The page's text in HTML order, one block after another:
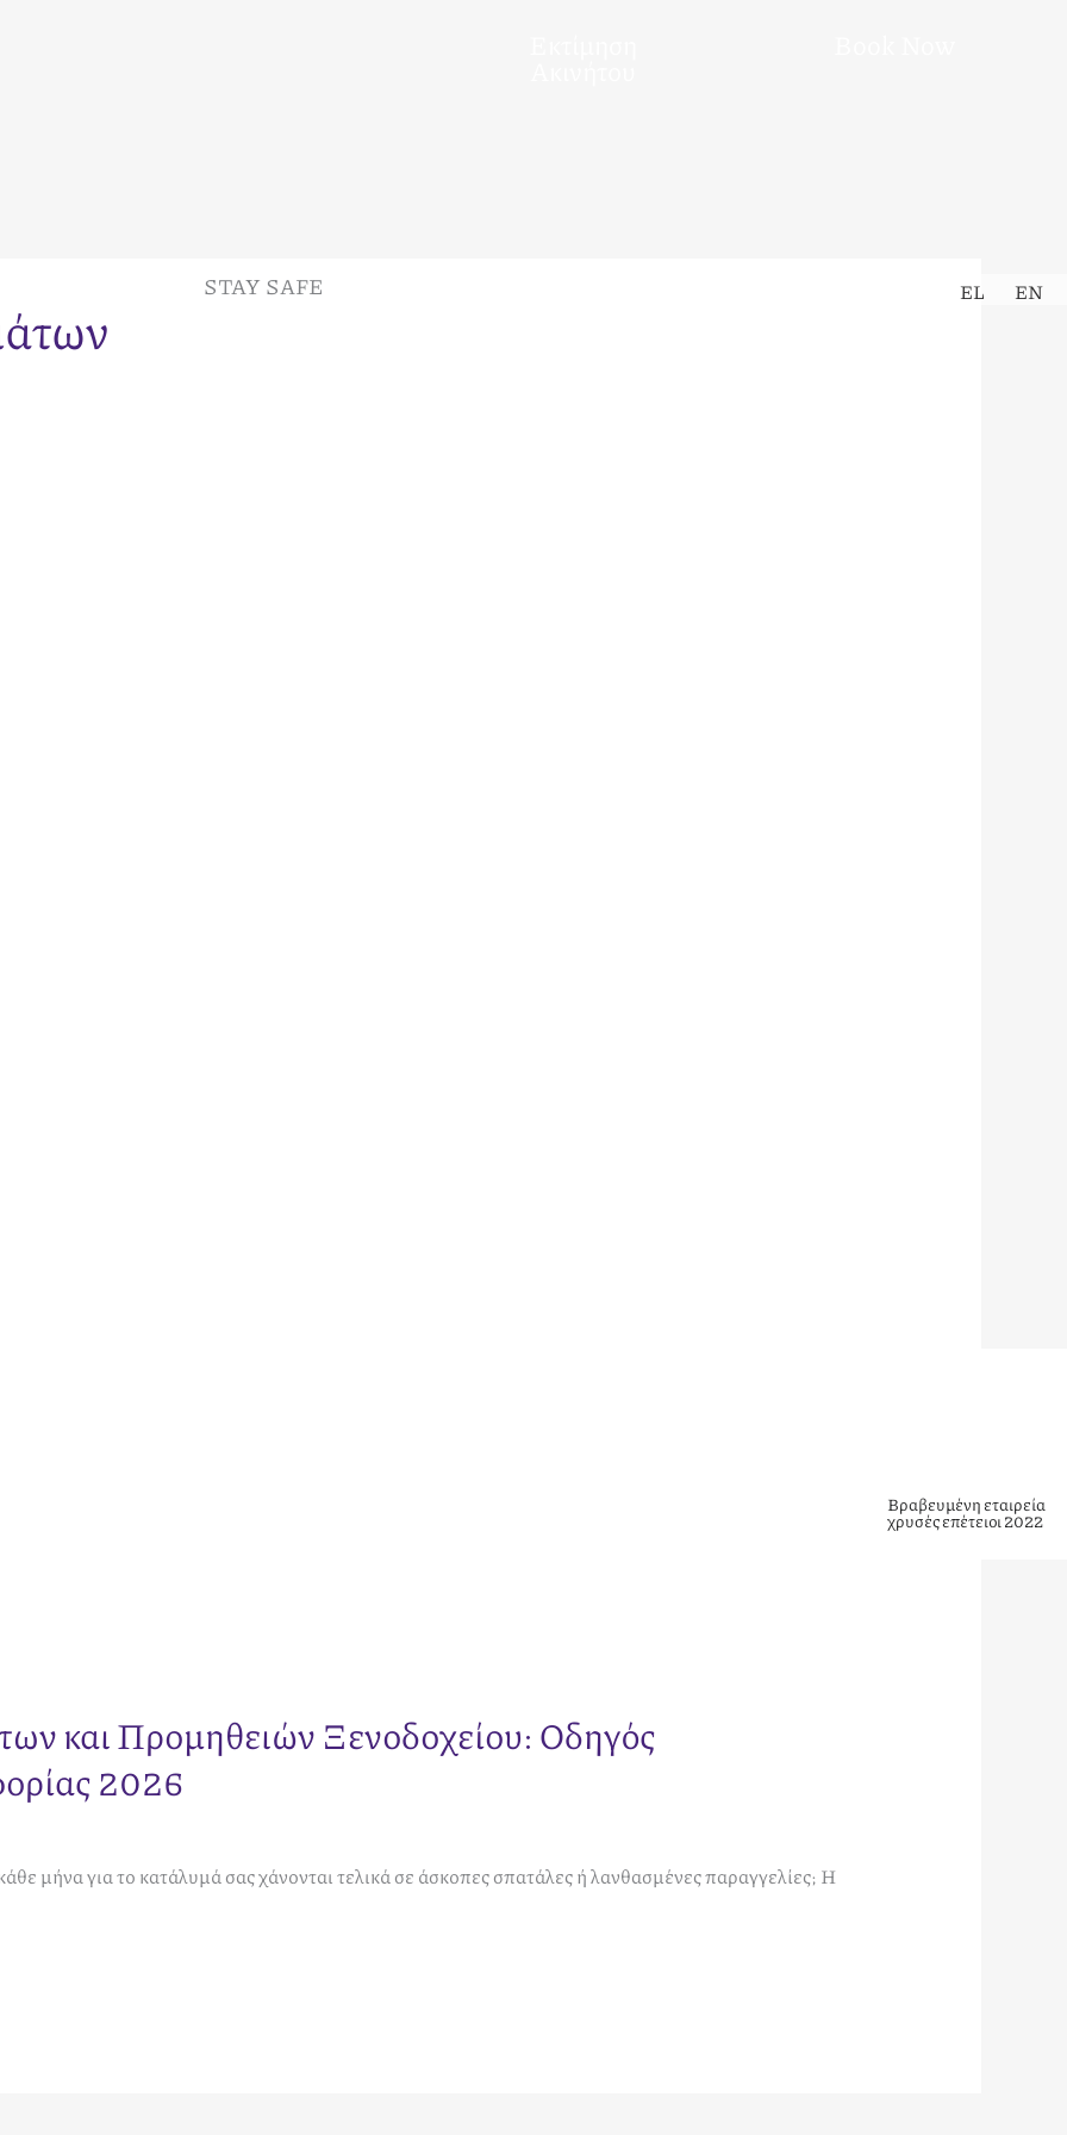
STAY SAFE EL EN
και Προμηθειών Ξενοδοχείου: Οδηγός
2026
μήνα για το κατάλυμά σας χάνονται τελικά σε άσκοπες σπατάλες ή λανθασμένες παραγγελίες; Η
Βραβευμένη εταιρεία
χρυσές επέτειοι 2022